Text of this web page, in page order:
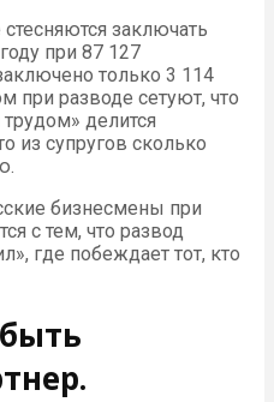
заключать
при 87 127
только 3 114
при разводе сетуют, что
делится
из супругов сколько
бизнесмены при
с тем, что развод
где побеждает тот, кто